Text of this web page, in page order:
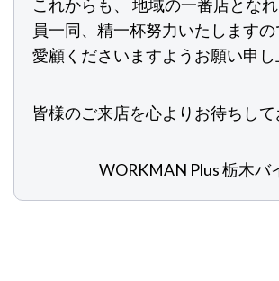
これからも、 地域の一番店とな
員一同、精一杯努力いたします
愛顧くださいますようお願い申し
皆様のご来店を心よりお待ちして
WORKMAN Plus 栃木バ